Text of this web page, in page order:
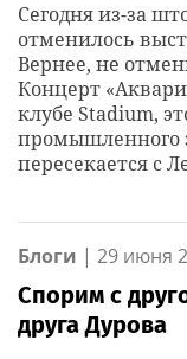
Сегодня из-за
отменилось
Вернее, не
Концерт
клубе Stadium,
промышленного
пересекается с
Блоги | 29 июня
Спорим с
друга Дурова